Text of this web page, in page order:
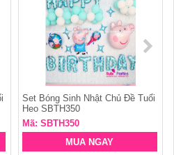
Set Bóng Sinh Nhật Chủ Đề Tuổi
Heo SBTH350
Mã: SBTH350
MUA NGAY